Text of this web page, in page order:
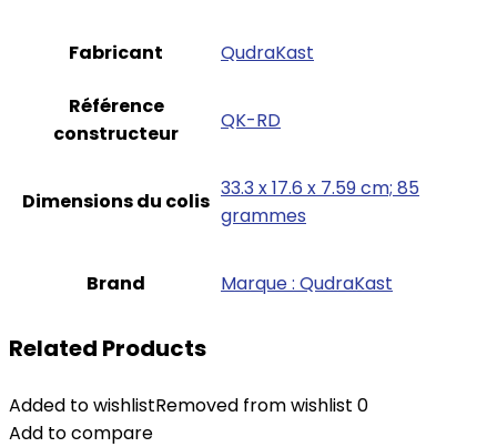
Fabricant ‎QudraKast
Référence
constructeur
‎QK-RD
Dimensions du colis
‎33.3 x 17.6 x 7.59 cm; 85
grammes
Brand Marque : QudraKast
Related Products
Added to wishlistRemoved from wishlist 0
Add to compare